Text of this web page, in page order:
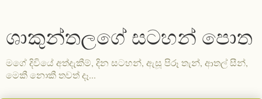
ශාකුන්තලගේ සටහන් පොත
මගේ දිවියේ අත්දැකීම්, දින සටහන්, ඇසූ පිරූ තැන්, ආතල් සීන්,
මෙකී නොකී තවත් දෑ...